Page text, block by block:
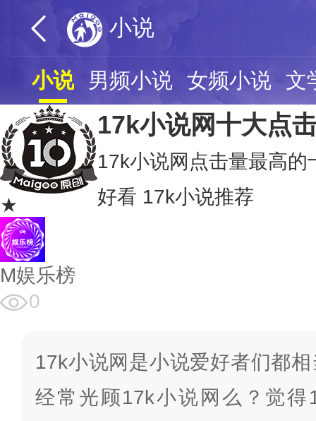
小说
小说 男频小说 女频小说 文
★
17k小说网十大点
17k小说网点击量最高
好看 17k小说推荐
M娱乐榜
0
17k小说网是小说爱好者们都
经常光顾17k小说网么？觉